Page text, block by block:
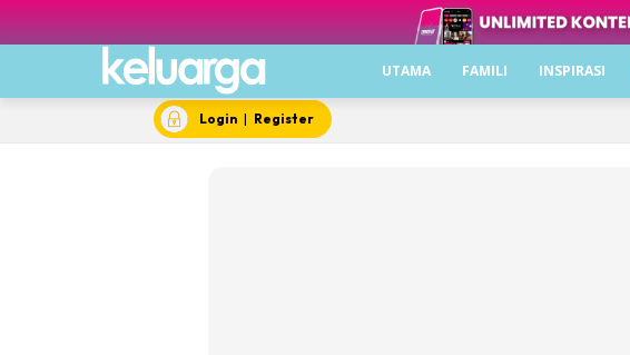
UTAMA FAMILI INSPIRASI
Login | Register